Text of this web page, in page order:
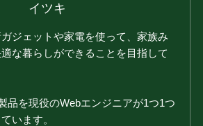
イツキ
ジェットや家電を使って、家族み
な暮らしができることを目指して
品を現役のWebエンジニアが1つ1つ
います。